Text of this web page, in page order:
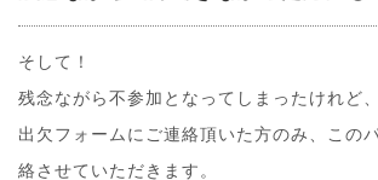
そして！
残念ながら不参加となってしまったけれど
出欠フォームにご連絡頂いた方のみ、この
絡させていただきます。